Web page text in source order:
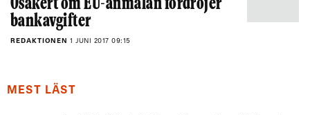
Osäkert om EU-anmälan fördröjer
bankavgifter
REDAKTIONEN 1 JUNI 2017 09:15
MEST LÄST